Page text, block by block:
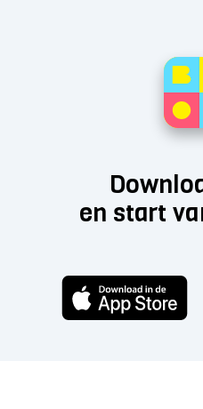
en start